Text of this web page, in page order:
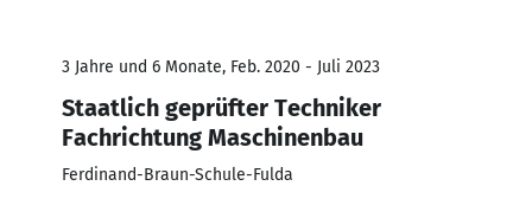
3 Jahre und 6 Monate, Feb. 2020 - Juli 2023
Staatlich geprüfter Techniker
Fachrichtung Maschinenbau
Ferdinand-Braun-Schule-Fulda